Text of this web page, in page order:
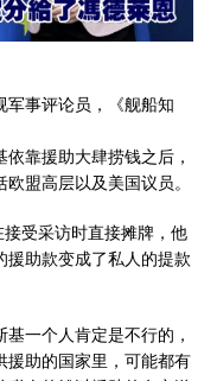
军事评论员，《舰船知
靠援助大肆捞钱之后，
盟高层以及美国议员。
受采访时直接摊牌，他
援助款变成了私人的提款
一个人肯定是不行的，
援助的国家里，可能都有